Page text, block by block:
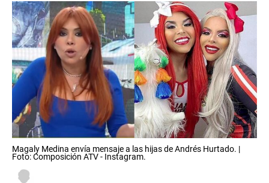
Magaly Medina envía mensaje a las hijas de Andrés Hurtado. |
Foto: Composición ATV - Instagram.